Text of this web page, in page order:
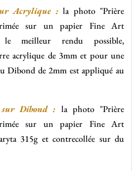
Acrylique :la photo "Prière
sur un papier Fine Art
meilleur rendu possible,
acrylique de 3mm et pour une
de 2mm est appliqué au
Dibond : la photo "Prière
sur un papier Fine Art
315g et contrecollée sur du